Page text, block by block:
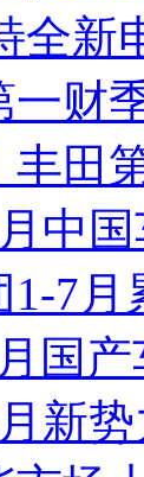
全新
一财
丰田
中
1-7月
国
新